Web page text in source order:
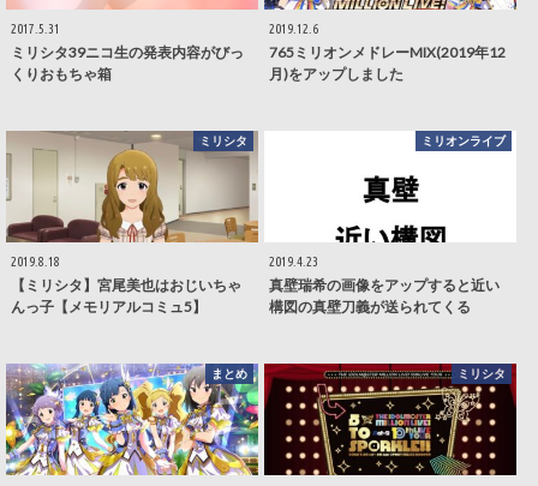
2017.5.31
ミリシタ39ニコ生の発表内容がびっ
くりおもちゃ箱
2019.12.6
765ミリオンメドレーMIX(2019年12
月)をアップしました
ミリシタ
2019.8.18
【ミリシタ】宮尾美也はおじいちゃ
んっ子【メモリアルコミュ5】
ミリオンライブ
2019.4.23
真壁瑞希の画像をアップすると近い
構図の真壁刀義が送られてくる
まとめ ミリシタ